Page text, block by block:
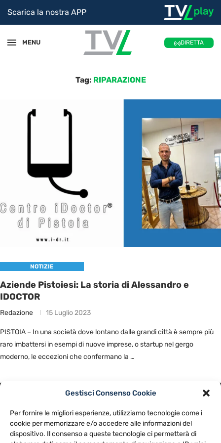
Gestisci Consenso Cookie
Per fornire le migliori esperienze, utilizziamo tecnologie come i
cookie per memorizzare e/o accedere alle informazioni del
dispositivo. Il consenso a queste tecnologie ci permetterà di
Scarica la nostra APP
MENU DIRETTA
Tag: RIPARAZIONE
NOTIZIE
Aziende Pistoiesi: La storia di Alessandro e
IDOCTOR
Redazione 15 Luglio 2023
PISTOIA – In una società dove lontano dalle grandi città è sempre più
raro imbattersi in esempi di nuove imprese, o startup nel gergo
moderno, le eccezioni che confermano la …
NOTE LEGALI
CONTATTACI PREFERENZE